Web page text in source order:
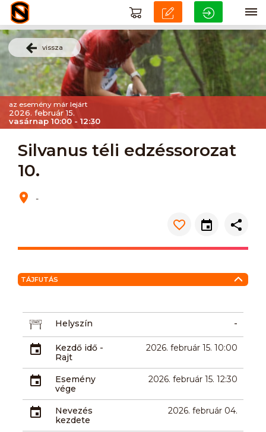
vissza
az esemény már lejárt
2026. február 15.
vasárnap 10:00 - 12:30
Silvanus téli edzéssorozat
10.
-
TÁJFUTÁS
Helyszín -
Kezdő idő -
Rajt
2026. február 15. 10:00
Esemény
vége
2026. február 15. 12:30
Nevezés
kezdete
2026. február 04.